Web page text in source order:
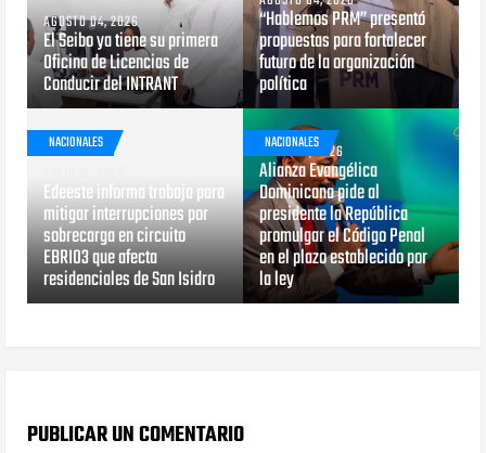
AGOSTO 04, 2026
El Seibo ya tiene su primera
Oficina de Licencias de
Conducir del INTRANT
“Hablemos PRM” presentó
propuestas para fortalecer
futuro de la organización
política
NACIONALES
Edeeste informa trabaja para
mitigar interrupciones por
sobrecarga en circuito
EBRI03 que afecta
residenciales de San Isidro
NACIONALES
JULIO 29, 2026
Alianza Evangélica
Dominicana pide al
presidente la República
promulgar el Código Penal
en el plazo establecido por
la ley
PUBLICAR UN COMENTARIO